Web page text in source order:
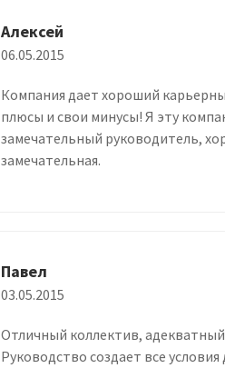
Алексей
06.05.2015
Компания дает хороший
плюсы и свои минусы! Я эту
замечательный руководитель,
замечательная.
Павел
03.05.2015
Отличный коллектив,
Руководство создает все